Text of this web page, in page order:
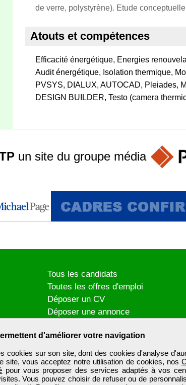
de verre, polystyrène). Etude
Atouts et compétences
Efficacité énergétique, Energies
Audit énergétique, Isolation thermique,
PVSYS, DIALUX, AUTOCAD, Pleiades,
DESIGN BUILDER, Testo (camera
d'améliorer votre navigation
cookies sur son site, dont des cookies d'analyse
site, vous acceptez notre utilisation de cookies, nos
pour vous proposer des services adaptés à vos
Vous pouvez choisir de refuser ou de
un site du groupe média
Tous les candidats
Toutes les offres d'emploi
Déposer un CV
Déposer une annonce